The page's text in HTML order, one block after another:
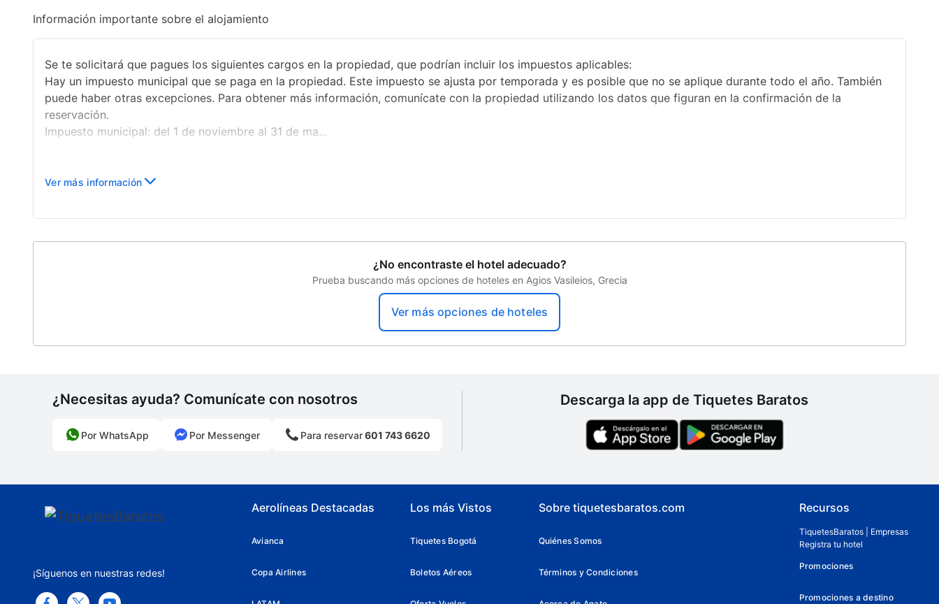
Información importante sobre el alojamiento
Se te solicitará que pagues los siguientes cargos en la propiedad, que podrían incluir los impuestos aplicables:
Hay un impuesto municipal que se paga en la propiedad. Este impuesto se ajusta por temporada y es posible que no se aplique durante todo el año. También
puede haber otras excepciones. Para obtener más información, comunícate con la propiedad utilizando los datos que figuran en la confirmación de la
reservación.
Impuesto municipal: del 1 de noviembre al 31 de ma...
Ver más información
¿No encontraste el hotel adecuado?
Prueba buscando más opciones de hoteles en Agios Vasileios, Grecia
Ver más opciones de hoteles
¿Necesitas ayuda? Comunícate con nosotros
Por WhatsApp Por Messenger Para reservar601 743 6620
Descarga la app de Tiquetes Baratos
¡Síguenos en nuestras redes!
Aerolíneas Destacadas
Avianca
Copa Airlines
Los más Vistos
Tiquetes Bogotá
Boletos Aéreos
Sobre tiquetesbaratos.com
Quiénes Somos
Términos y Condiciones
Recursos
TiquetesBaratos | Empresas
Registra tu hotel
Promociones
Promociones a destino